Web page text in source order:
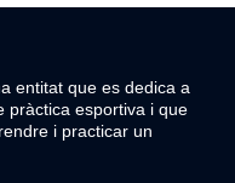
entitat que es dedica a
pràctica esportiva i que
i practicar un